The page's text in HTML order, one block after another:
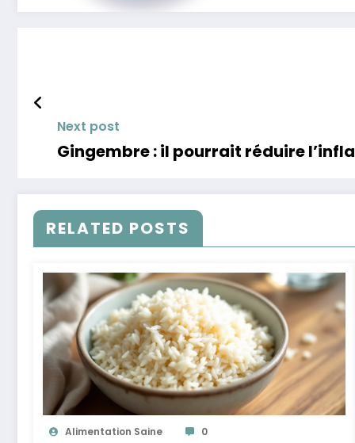
Next post
Gingembre : il pourrait réduire
RELATED POSTS
Alimentation Saine 0